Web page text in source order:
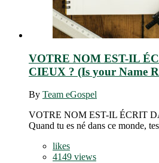
VOTRE NOM EST-IL
CIEUX ? (Is your Name
By Team eGospel
VOTRE NOM EST-IL ÉCRIT
Quand tu es né dans ce monde,
likes
4149 views